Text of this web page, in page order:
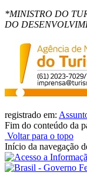
*MINISTRO DO
DO
registrado em:
Fim do conteúdo da
Voltar para o topo
Início da navegação